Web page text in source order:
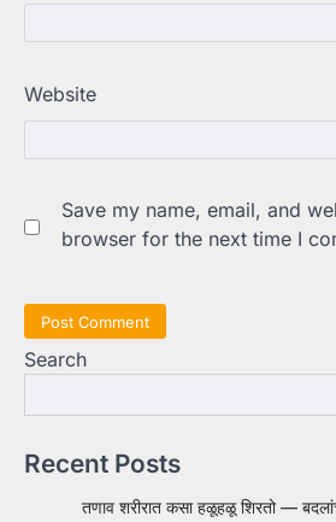
Website
Save my name, email, and
browser for the next time I
Search
Recent Posts
तणाव शरीरात कसा हळूहळू शिरतो —